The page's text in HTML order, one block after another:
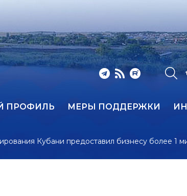
ПРОФИЛЬ МЕРЫ ПОДДЕРЖКИ
Кубани предоставил бизнесу более 1